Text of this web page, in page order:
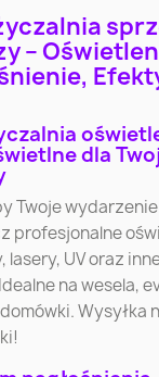
–
dla
Twoje wydarzenie
profesjonalne
lasery, UV oraz
na wesela,
Wysyłka